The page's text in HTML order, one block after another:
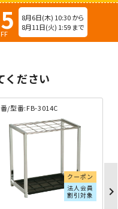
5
8月6日(木) 10:30 から
8月11日(火) 1:59 まで
ください
/型番:FB-3014C
クーポン
法人会員
割引対象
chevron_right